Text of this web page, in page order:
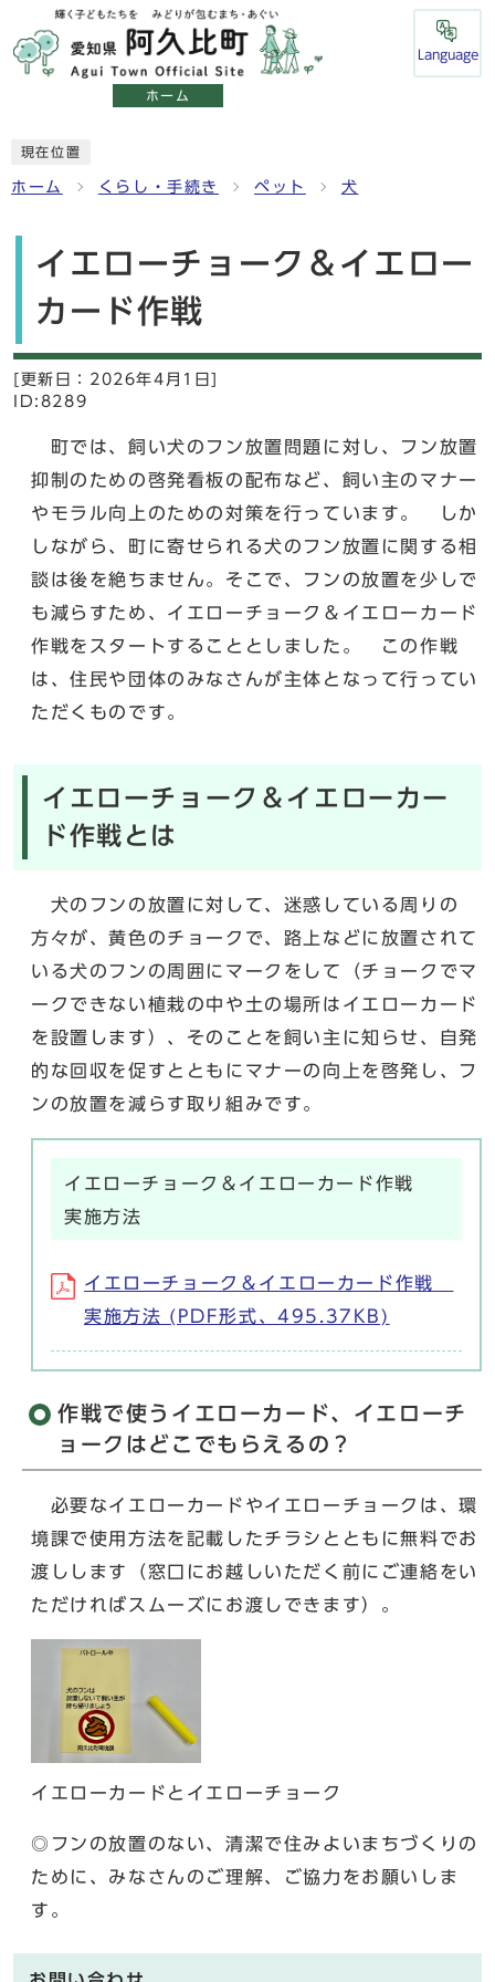
ホーム
Language
現在位置
ホーム くらし・手続き ペット 犬
イエローチョーク＆イエロー
カード作戦
[更新日： 2026年4月1日]
ID:8289
町では、飼い犬のフン放置問題に対し、フン放置
抑制のための啓発看板の配布など、飼い主のマナー
やモラル向上のための対策を行っています。 しか
しながら、町に寄せられる犬のフン放置に関する相
談は後を絶ちません。そこで、フンの放置を少しで
も減らすため、イエローチョーク＆イエローカード
作戦をスタートすることとしました。 この作戦
は、住民や団体のみなさんが主体となって行ってい
ただくものです。
イエローチョーク＆イエローカー
ド作戦とは
犬のフンの放置に対して、迷惑している周りの
方々が、黄色のチョークで、路上などに放置されて
いる犬のフンの周囲にマークをして（チョークでマ
ークできない植栽の中や土の場所はイエローカード
を設置します）、そのことを飼い主に知らせ、自発
的な回収を促すとともにマナーの向上を啓発し、フ
ンの放置を減らす取り組みです。
イエローチョーク＆イエローカード作戦
実施方法
イエローチョーク＆イエローカード作戦
実施方法 (PDF形式、495.37KB)
作戦で使うイエローカード、イエローチ
ョークはどこでもらえるの？
必要なイエローカードやイエローチョークは、環
境課で使用方法を記載したチラシとともに無料でお
渡しします（窓口にお越しいただく前にご連絡をい
ただければスムーズにお渡しできます）。
イエローカードとイエローチョーク
◎フンの放置のない、清潔で住みよいまちづくりの
ために、みなさんのご理解、ご協力をお願いしま
す。